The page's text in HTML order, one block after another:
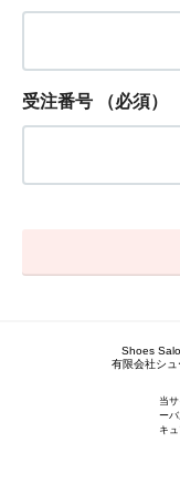
受注番号 （必須）
Shoes
有限会社シ
当
ー
キ